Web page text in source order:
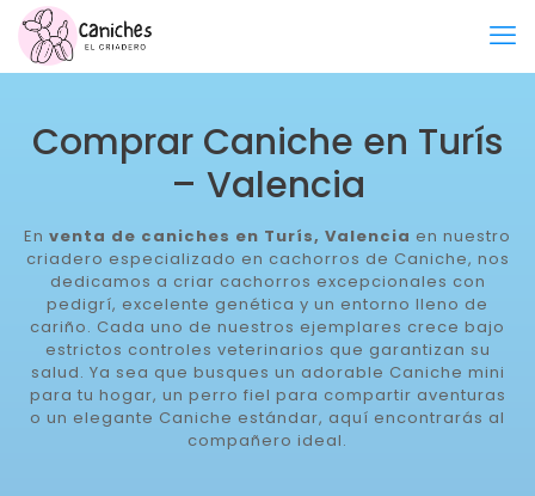
Comprar Caniche en Turís
– Valencia
En venta de caniches en Turís, Valencia en nuestro
criadero especializado en cachorros de Caniche, nos
dedicamos a criar cachorros excepcionales con
pedigrí, excelente genética y un entorno lleno de
cariño. Cada uno de nuestros ejemplares crece bajo
estrictos controles veterinarios que garantizan su
salud. Ya sea que busques un adorable Caniche mini
para tu hogar, un perro fiel para compartir aventuras
o un elegante Caniche estándar, aquí encontrarás al
compañero ideal.